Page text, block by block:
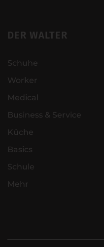
DER WALTER
Schuhe
Worker
Medical
Business & Service
Küche
Basics
Schule
Mehr